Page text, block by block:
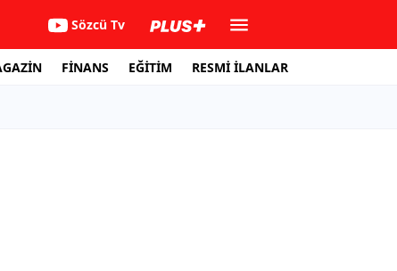
Sözcü Tv
FİNANS EĞİTİM RESMİ İLANLAR